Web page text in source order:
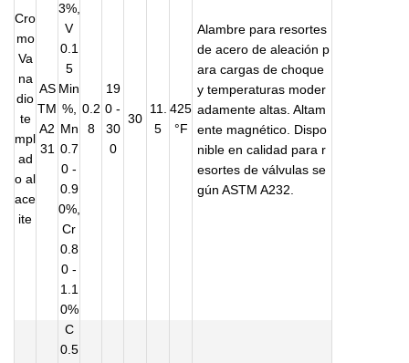
Cro
mo
Va
na
dio
te
mpl
ad
o al
ace
ite
AS
TM
A2
31
3%,
V
0.1
5
Min
%,
Mn
0.7
0 -
0.9
0%,
Cr
0.8
0 -
1.1
0%
0.2
8
19
0 -
30
0
30
11.
5
425
°F
Alambre para resortes
de acero de aleación p
ara cargas de choque
y temperaturas moder
adamente altas. Altam
ente magnético. Dispo
nible en calidad para r
esortes de válvulas se
gún ASTM A232.
C
0.5